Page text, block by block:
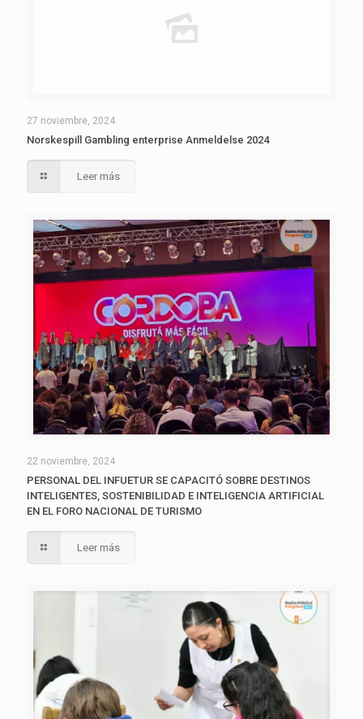
27 noviembre, 2024
Norskespill Gambling enterprise Anmeldelse 2024
Leer más
22 noviembre, 2024
PERSONAL DEL INFUETUR SE CAPACITÓ SOBRE DESTINOS
INTELIGENTES, SOSTENIBILIDAD E INTELIGENCIA ARTIFICIAL
EN EL FORO NACIONAL DE TURISMO
Leer más